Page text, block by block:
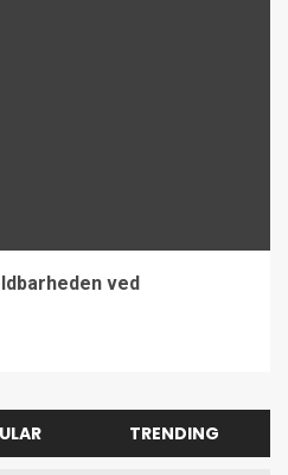
ved
TRENDING